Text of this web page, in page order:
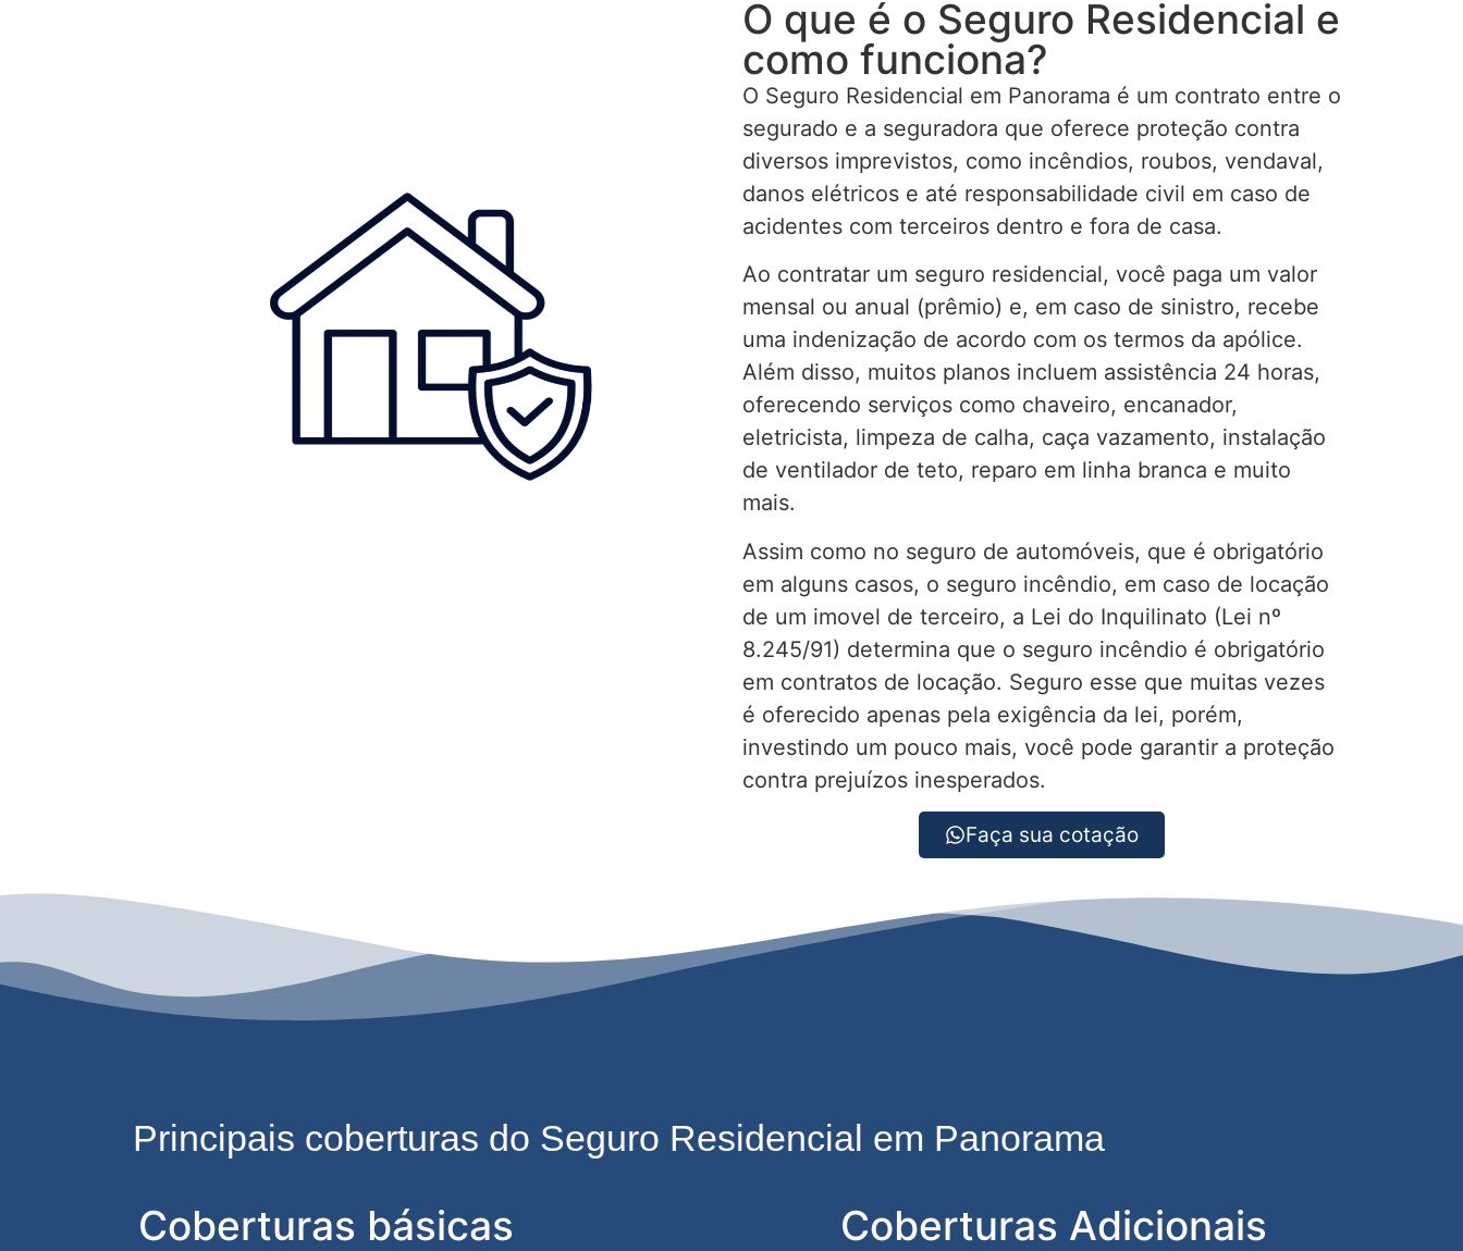
O que é o Seguro Residencial e
como funciona?
O Seguro Residencial em Panorama é um contrato entre o
segurado e a seguradora que oferece proteção contra
diversos imprevistos, como incêndios, roubos, vendaval,
danos elétricos e até responsabilidade civil em caso de
acidentes com terceiros dentro e fora de casa.
Ao contratar um seguro residencial, você paga um valor
mensal ou anual (prêmio) e, em caso de sinistro, recebe
uma indenização de acordo com os termos da apólice.
Além disso, muitos planos incluem assistência 24 horas,
oferecendo serviços como chaveiro, encanador,
eletricista, limpeza de calha, caça vazamento, instalação
de ventilador de teto, reparo em linha branca e muito
mais.
Assim como no seguro de automóveis, que é obrigatório
em alguns casos, o seguro incêndio, em caso de locação
de um imovel de terceiro, a Lei do Inquilinato (Lei nº
8.245/91) determina que o seguro incêndio é obrigatório
em contratos de locação. Seguro esse que muitas vezes
é oferecido apenas pela exigência da lei, porém,
investindo um pouco mais, você pode garantir a proteção
contra prejuízos inesperados.
Faça sua cotação
Principais coberturas do Seguro Residencial em Panorama
Coberturas básicas Coberturas Adicionais